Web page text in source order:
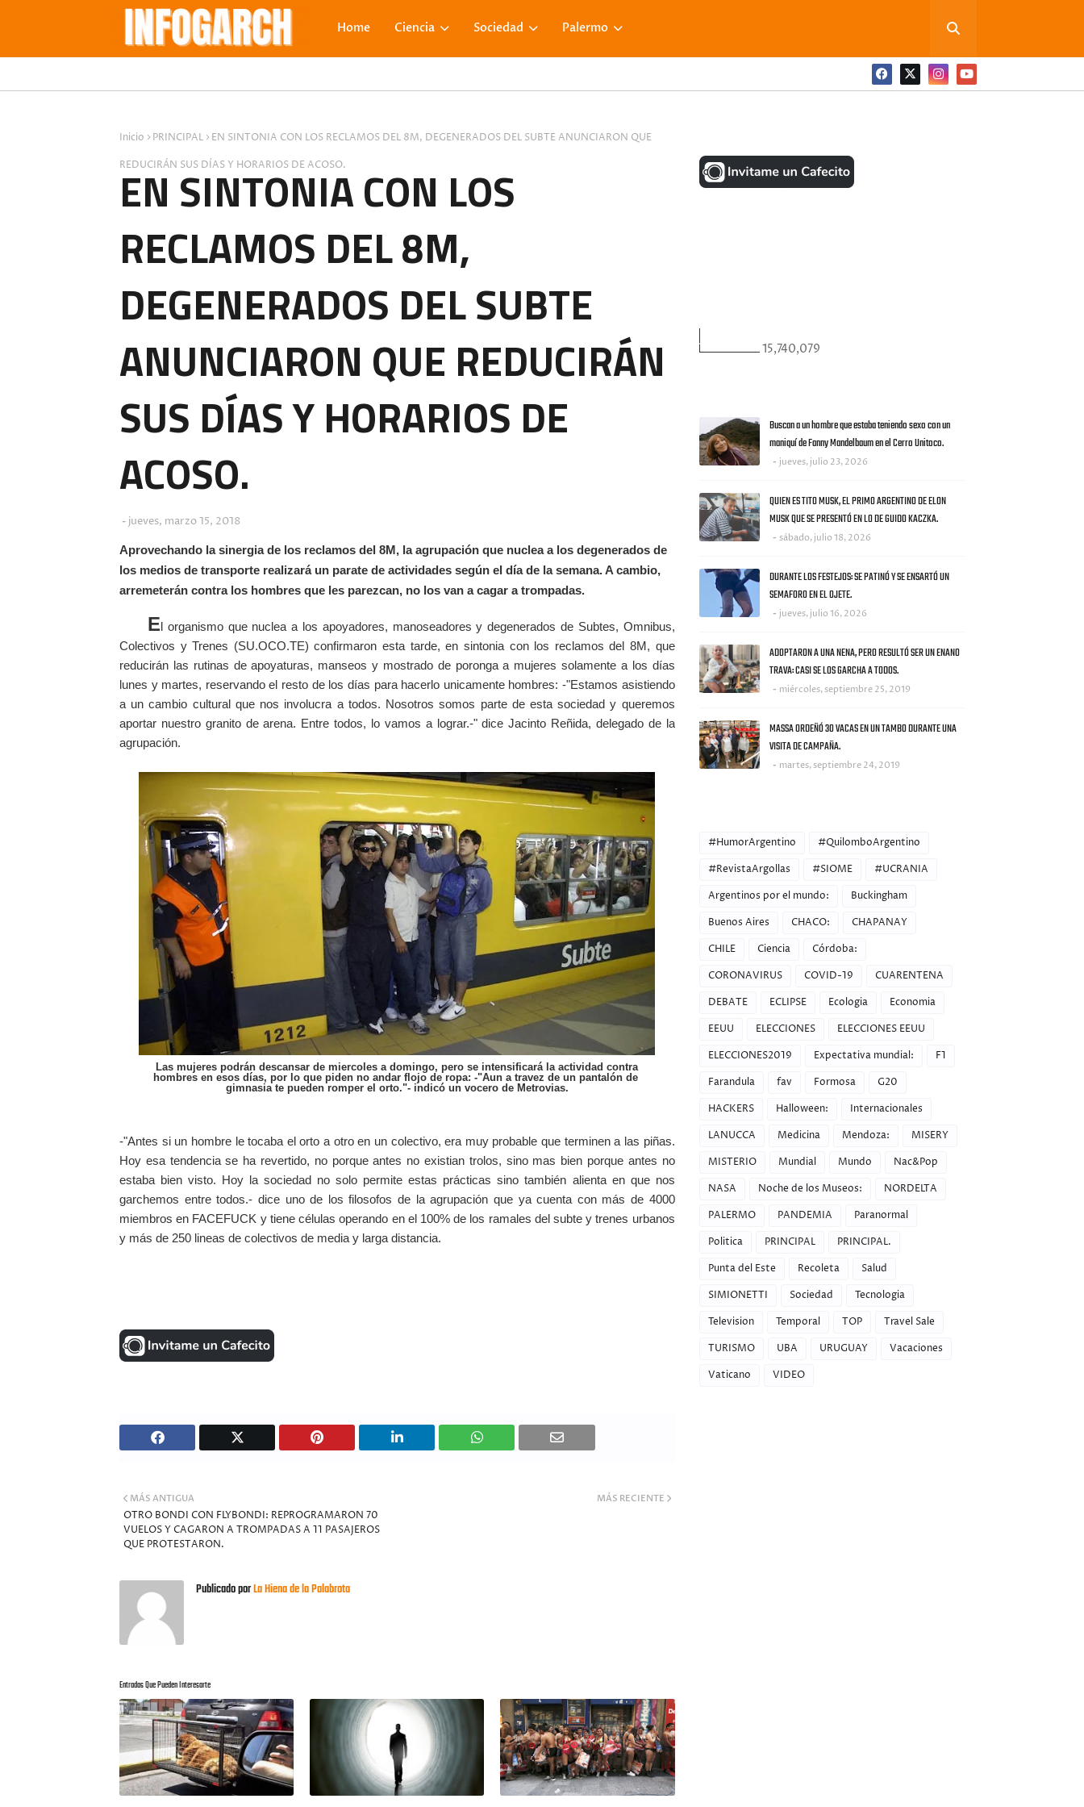
Home Ciencia Sociedad Palermo
Inicio PRINCIPAL
EN SINTONIA CON LOS RECLAMOS DEL 8M, DEGENERADOS DEL SUBTE ANUNCIARON QUE
REDUCIRÁN SUS DÍAS Y HORARIOS DE ACOSO.
EN SINTONIA CON LOS
RECLAMOS DEL 8M,
DEGENERADOS DEL SUBTE
ANUNCIARON QUE REDUCIRÁN
SUS DÍAS Y HORARIOS DE
ACOSO.
jueves, marzo 15, 2018
Aprovechando la sinergia de los reclamos del 8M, la agrupación que nuclea a los degenerados de
los medios de transporte realizará un parate de actividades según el día de la semana. A cambio,
arremeterán contra los hombres que les parezcan, no los van a cagar a trompadas.
El organismo que nuclea a los apoyadores, manoseadores y degenerados de Subtes, Omnibus,
Colectivos y Trenes (SU.OCO.TE) confirmaron esta tarde, en sintonia con los reclamos del 8M, que
reducirán las rutinas de apoyaturas, manseos y mostrado de poronga a mujeres solamente a los días
lunes y martes, reservando el resto de los días para hacerlo unicamente hombres: -"Estamos asistiendo
a un cambio cultural que nos involucra a todos. Nosotros somos parte de esta sociedad y queremos
aportar nuestro granito de arena. Entre todos, lo vamos a lograr.-" dice Jacinto Reñida, delegado de la
agrupación.
Las mujeres podrán descansar de miercoles a domingo, pero se intensificará la actividad contra
hombres en esos días, por lo que piden no andar flojo de ropa: -"Aun a travez de un pantalón de
gimnasia te pueden romper el orto."- indicó un vocero de Metrovias.
-"Antes si un hombre le tocaba el orto a otro en un colectivo, era muy probable que terminen a las piñas.
Hoy esa tendencia se ha revertido, no porque antes no existian trolos, sino mas bien porque antes no
estaba bien visto. Hoy la sociedad no solo permite estas prácticas sino también alienta en que nos
garchemos entre todos.- dice uno de los filosofos de la agrupación que ya cuenta con más de 4000
miembros en FACEFUCK y tiene células operando en el 100% de los ramales del subte y trenes urbanos
y más de 250 lineas de colectivos de media y larga distancia.
MÁS RECIENTE
MÁS ANTIGUA
OTRO BONDI CON FLYBONDI: REPROGRAMARON 70
VUELOS Y CAGARON A TROMPADAS A 11 PASAJEROS
QUE PROTESTARON.
Publicado porLa Hiena de la Palabrota
Entradas Que Pueden Interesarte
15,740,079
Buscan a un hombre que estaba teniendo sexo con un
maniquí de Fanny Mandelbaum en el Cerro Unitoco.
jueves, julio 23, 2026
QUIEN ES TITO MUSK, EL PRIMO ARGENTINO DE ELON
MUSK QUE SE PRESENTÓ EN LO DE GUIDO KACZKA.
sábado, julio 18, 2026
DURANTE LOS FESTEJOS: SE PATINÓ Y SE ENSARTÓ UN
SEMAFORO EN EL OJETE.
jueves, julio 16, 2026
ADOPTARON A UNA NENA, PERO RESULTÓ SER UN ENANO
TRAVA: CASI SE LOS GARCHA A TODOS.
miércoles, septiembre 25, 2019
MASSA ORDEÑÓ 30 VACAS EN UN TAMBO DURANTE UNA
VISITA DE CAMPAÑA.
martes, septiembre 24, 2019
#HumorArgentino
#QuilomboArgentino
#RevistaArgollas
#SIOME
#UCRANIA
Argentinos por el mundo:
Buckingham
Buenos Aires
CHACO:
CHAPANAY
CHILE
Ciencia
Córdoba:
CORONAVIRUS
COVID-19
CUARENTENA
DEBATE
ECLIPSE Ecologia
Economia
EEUU
ELECCIONES
ELECCIONES EEUU
ELECCIONES2019
Expectativa mundial:
F1
Farandula
fav Formosa
G20
HACKERS
Halloween:
Internacionales
LANUCCA
Medicina Mendoza:
MISERY
MISTERIO
Mundial Mundo
Nac&Pop
NASA
Noche de los Museos:
NORDELTA
PALERMO
PANDEMIA
Paranormal
Politica
PRINCIPAL
PRINCIPAL.
Punta del Este
Recoleta
Salud
SIMIONETTI
Sociedad
Tecnologia
Television
Temporal TOP
Travel Sale
TURISMO
UBA URUGUAY
Vacaciones
Vaticano
VIDEO